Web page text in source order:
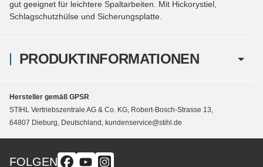
PRODUKTINFORMATIONEN
gut geeignet für leichtere Spaltarbeiten. Mit Hickorystiel,
Schlagschutzhülse und Sicherungsplatte.
Hersteller gemäß GPSR
STIHL Vertriebszentrale AG & Co. KG, Robert-Bosch-Strasse 13,
64807 Dieburg, Deutschland, kundenservice@stihl.de
FOLGEN